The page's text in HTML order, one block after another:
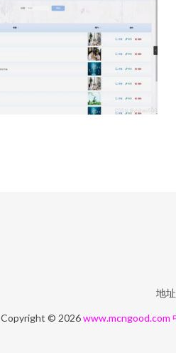
地
Copyright © 2026www.mcngood.com